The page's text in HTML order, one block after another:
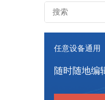
任意设备通用
随时随地编